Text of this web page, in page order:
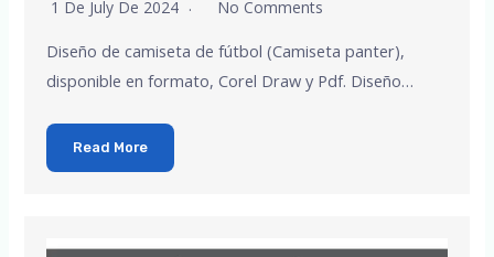
1 De July De 2024 No Comments
Diseño de camiseta de fútbol (Camiseta panter),
disponible en formato, Corel Draw y Pdf. Diseño…
Read More